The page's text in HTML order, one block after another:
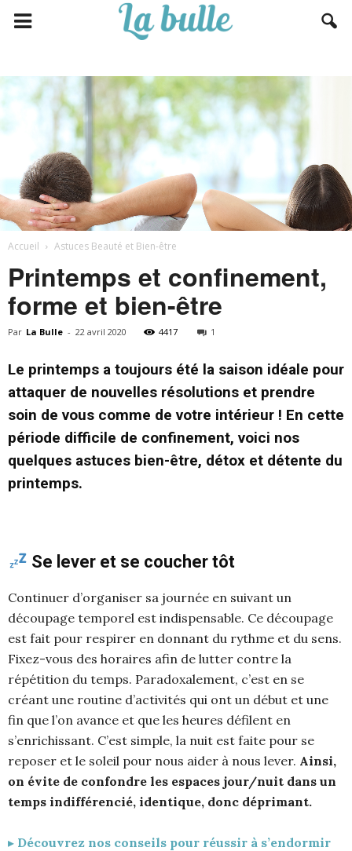
Accueil Astuces Beauté et Bien-être
Printemps et confinement,
forme et bien-être
Par La Bulle - 22 avril 2020 4417 1
Le printemps a toujours été la saison idéale pour
attaquer de nouvelles résolutions et prendre
soin de vous comme de votre intérieur ! En cette
période difficile de confinement, voici nos
quelques astuces bien-être, détox et détente du
printemps.
Se lever et se coucher tôt
Continuer d’organiser sa journée en suivant un
découpage temporel est indispensable. Ce découpage
est fait pour respirer en donnant du rythme et du sens.
Fixez-vous des horaires afin de lutter contre la
répétition du temps. Paradoxalement, c’est en se
créant une routine d’activités qui ont un début et une
fin que l’on avance et que les heures défilent en
s’enrichissant. C’est simple, la nuit est faite pour se
reposer et le soleil pour nous aider à nous lever. Ainsi,
on évite de confondre les espaces jour/nuit dans un
temps indifférencié, identique, donc déprimant.
▸ Découvrez nos conseils pour réussir à s’endormir